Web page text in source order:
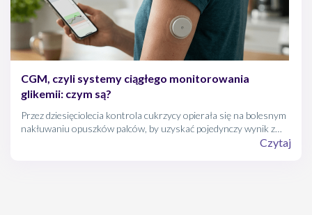
CGM, czyli systemy ciągłego monitorowania
glikemii: czym są?
Przez dziesięciolecia kontrola cukrzycy opierała się na bolesnym
nakłuwaniu opuszków palców, by uzyskać pojedynczy wynik z
kropli krwi. Dziś stoimy u progu technologicznej rewolucji, którą
Czytaj